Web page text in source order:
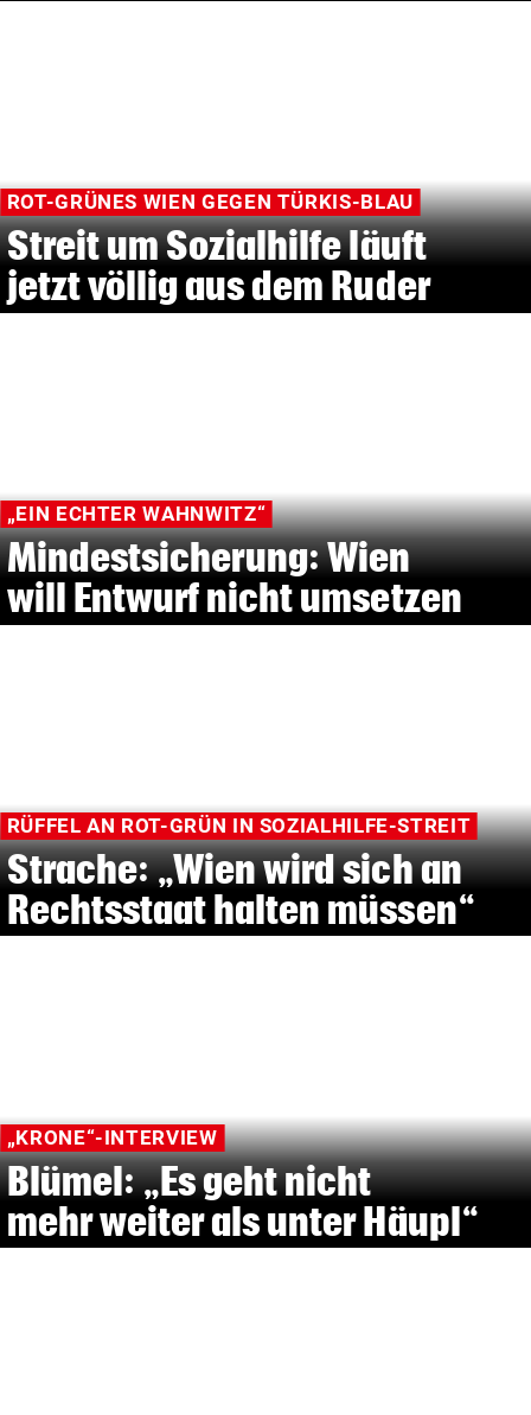
ROT-GRÜNES WIEN GEGEN TÜRKIS-BLAU
Streit um Sozialhilfe läuft
jetzt völlig aus dem Ruder
„EIN ECHTER WAHNWITZ“
Mindestsicherung: Wien
will Entwurf nicht umsetzen
RÜFFEL AN ROT-GRÜN IN SOZIALHILFE-STREIT
Strache: „Wien wird sich an
Rechtsstaat halten müssen“
„KRONE“-INTERVIEW
Blümel: „Es geht nicht
mehr weiter als unter Häupl“